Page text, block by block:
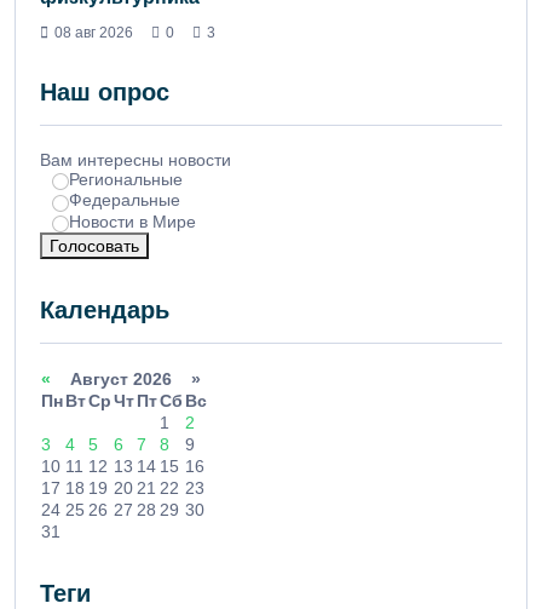
08 авг 2026 0 3
Наш опрос
Вам интересны новости
Региональные
Федеральные
Новости в Мире
Голосовать
Календарь
« Август 2026 »
ПнВтСрЧтПтСб Вс
1
2
3
4 5 6 7 8
9
10 11 12 13 14 15 16
17 18 19 2021 22 23
24 25 26 27 28 29 30
31
Теги